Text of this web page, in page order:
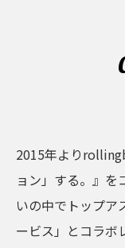
2015年より
ョン」する。』を
いの中でトップア
ービス」とコラボ